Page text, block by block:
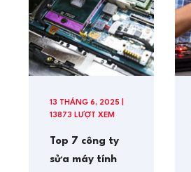
13 THÁNG 6, 2025 |
13873 LƯỢT XEM
Top 7 công ty
sửa máy tính